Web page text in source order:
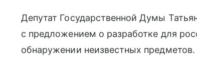
Депутат Государственной Думы
с предложением о разработке для
обнаружении неизвестных